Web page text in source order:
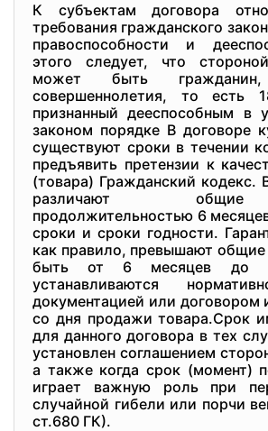
К субъектам договора
требования гражданского
правоспособности и
этого следует, что
может быть гражданин,
совершеннолетия, то
признанный дееспособным в
законом порядке В договоре
существуют сроки в течении
предъявить претензии к
(товара) Гражданский кодекс.
различают
продолжительностью 6
сроки и сроки годности.
как правило, превышают общие
быть от 6 месяцев до
устанавливаются
документацией или договором
со дня продажи товара.Срок
для данного договора в тех
установлен соглашением
а также когда срок (момент)
играет важную роль при
случайной гибели или порчи
ст.680 ГК).